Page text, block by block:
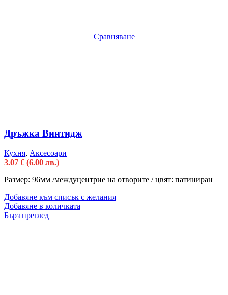
Сравняване
Дръжка Винтидж
Кухня, Аксесоари
3.07 € (6.00 лв.)
Размер: 96мм /междуцентрие на отворите / цвят: патиниран
Добавяне към списък с желания
Добавяне в количката
Бърз преглед